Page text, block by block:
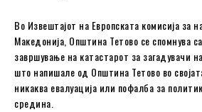
Во Извештајот на Европската комисија за
Македонија, Општина Тетово се спомнува
завршување на катастарот за загадувачи
што напишале од Општина Тетово во
никаква евалуација или пофалба за
средина.